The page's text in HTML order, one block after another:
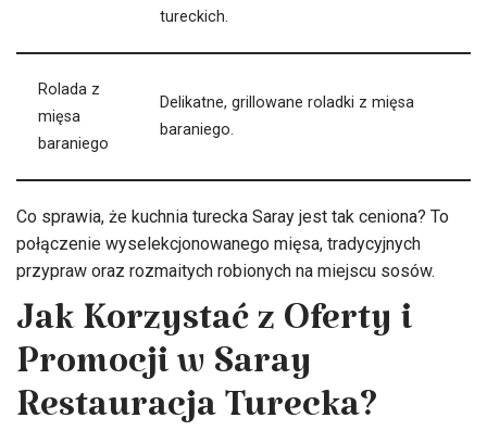
tureckich.
Rolada z
mięsa
baraniego
Delikatne, grillowane roladki z mięsa
baraniego.
Co sprawia, że kuchnia turecka Saray jest tak ceniona? To
połączenie wyselekcjonowanego mięsa, tradycyjnych
przypraw oraz rozmaitych robionych na miejscu sosów.
Jak Korzystać z Oferty i
Promocji w Saray
Restauracja Turecka?